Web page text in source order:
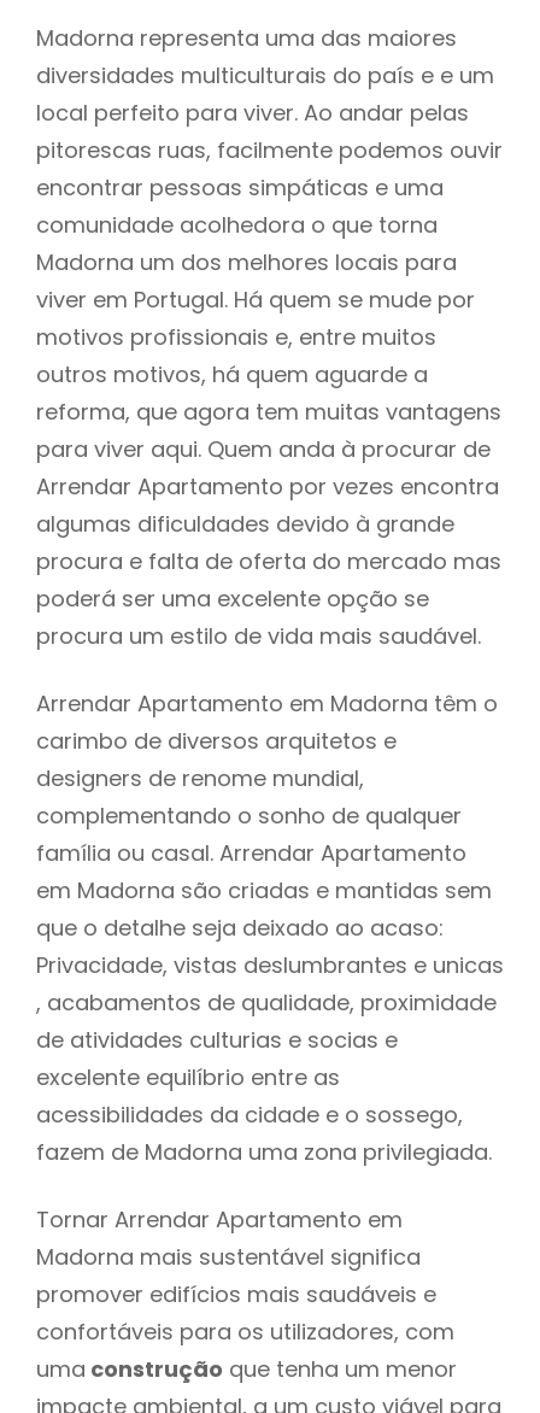
Madorna representa uma das maiores
diversidades multiculturais do país e e um
local perfeito para viver. Ao andar pelas
pitorescas ruas, facilmente podemos ouvir
encontrar pessoas simpáticas e uma
comunidade acolhedora o que torna
Madorna um dos melhores locais para
viver em Portugal. Há quem se mude por
motivos profissionais e, entre muitos
outros motivos, há quem aguarde a
reforma, que agora tem muitas vantagens
para viver aqui. Quem anda à procurar de
Arrendar Apartamento por vezes encontra
algumas dificuldades devido à grande
procura e falta de oferta do mercado mas
poderá ser uma excelente opção se
procura um estilo de vida mais saudável.
Arrendar Apartamento em Madorna têm o
carimbo de diversos arquitetos e
designers de renome mundial,
complementando o sonho de qualquer
família ou casal. Arrendar Apartamento
em Madorna são criadas e mantidas sem
que o detalhe seja deixado ao acaso:
Privacidade, vistas deslumbrantes e unicas
, acabamentos de qualidade, proximidade
de atividades culturias e socias e
excelente equilíbrio entre as
acessibilidades da cidade e o sossego,
fazem de Madorna uma zona privilegiada.
Tornar Arrendar Apartamento em
Madorna mais sustentável significa
promover edifícios mais saudáveis e
confortáveis para os utilizadores, com
uma construção que tenha um menor
impacte ambiental, a um custo viável para